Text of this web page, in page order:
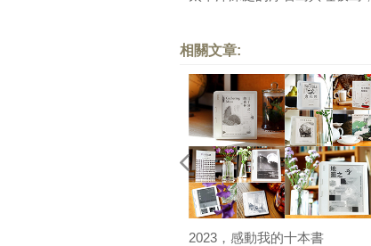
相關文章:
2023，感動我的十本書